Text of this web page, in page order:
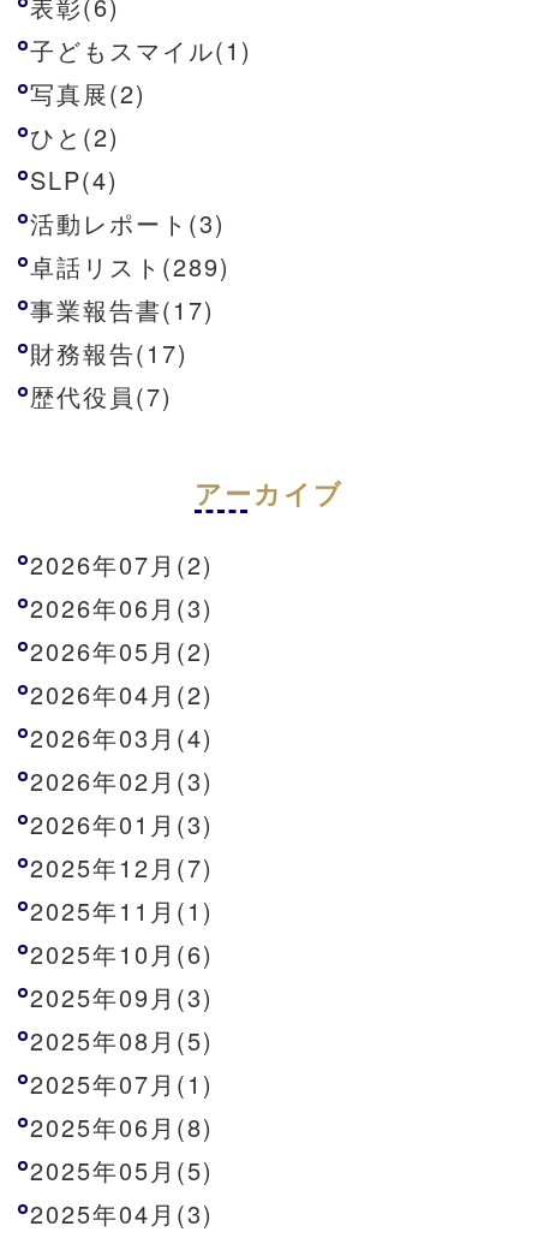
子どもスマイル(1)
写真展(2)
ひと(2)
SLP(4)
活動レポート(3)
卓話リスト(289)
事業報告書(17)
財務報告(17)
歴代役員(7)
アーカイブ
2026年07月(2)
2026年06月(3)
2026年05月(2)
2026年04月(2)
2026年03月(4)
2026年02月(3)
2026年01月(3)
2025年12月(7)
2025年11月(1)
2025年10月(6)
2025年09月(3)
2025年08月(5)
2025年07月(1)
2025年06月(8)
2025年05月(5)
2025年04月(3)